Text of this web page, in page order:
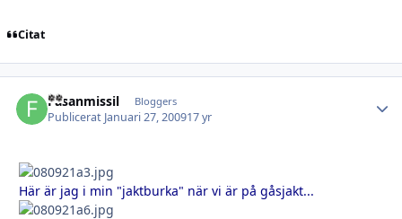
Citat
Fasanmissil Bloggers
Publicerat Januari 27, 200917 yr
Här är jag i min "jaktburka" när vi är på gåsjakt...